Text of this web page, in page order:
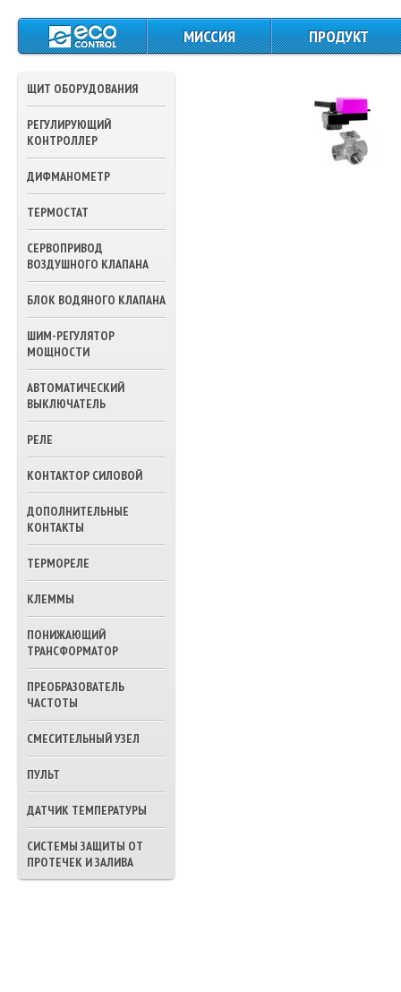
МИССИЯ ПРОДУКТ
УПРАВЛЕНИЯ
КОНТРОЛЛЕРЫ
ЩИТ ОБОРУДОВАНИЯ
РЕГУЛИРУЮЩИЙ
КОНТРОЛЛЕР
ДИФМАНОМЕТР
ТЕРМОСТАТ
СЕРВОПРИВОД
ВОЗДУШНОГО КЛАПАНА
БЛОК ВОДЯНОГО КЛАПАНА
ШИМ-РЕГУЛЯТОР
МОЩНОСТИ
АВТОМАТИЧЕСКИЙ
ВЫКЛЮЧАТЕЛЬ
РЕЛЕ
КОНТАКТОР СИЛОВОЙ
ДОПОЛНИТЕЛЬНЫЕ
КОНТАКТЫ
ТЕРМОРЕЛЕ
КЛЕММЫ
ПОНИЖАЮЩИЙ
ТРАНСФОРМАТОР
ПРЕОБРАЗОВАТЕЛЬ
ЧАСТОТЫ
СМЕСИТЕЛЬНЫЙ УЗЕЛ
ПУЛЬТ
ДАТЧИК ТЕМПЕРАТУРЫ
СИСТЕМЫ ЗАЩИТЫ ОТ
ПРОТЕЧЕК И ЗАЛИВА